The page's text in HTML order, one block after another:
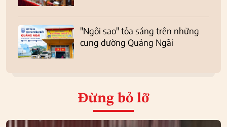
"Ngôi sao" tỏa sáng trên những
cung đường Quảng Ngãi
Đừng bỏ lỡ